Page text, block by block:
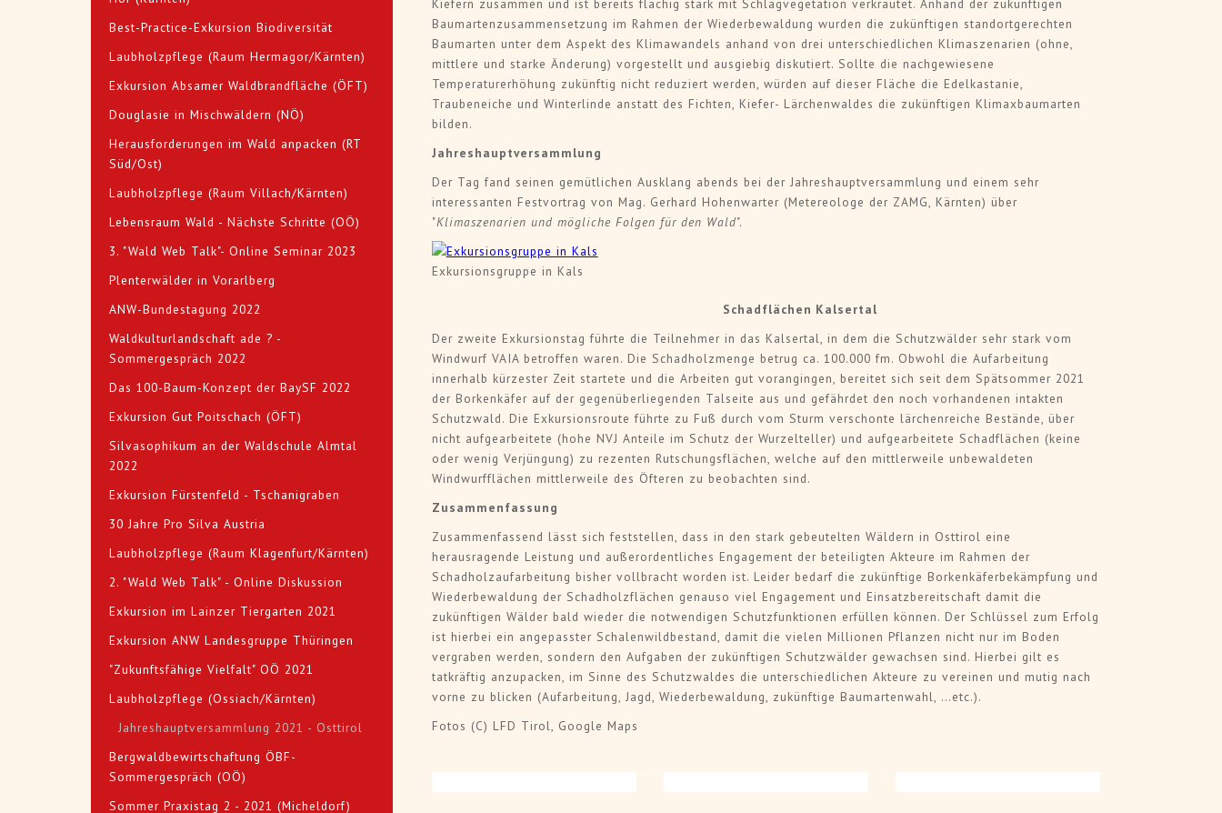
Best-Practice-Exkursion Biodiversität
Laubholzpflege (Raum Hermagor/Kärnten)
Exkursion Absamer Waldbrandfläche (ÖFT)
Douglasie in Mischwäldern (NÖ)
Herausforderungen im Wald anpacken (RT
Süd/Ost)
Laubholzpflege (Raum Villach/Kärnten)
Lebensraum Wald - Nächste Schritte (OÖ)
3. "Wald Web Talk"- Online Seminar 2023
Plenterwälder in Vorarlberg
ANW-Bundestagung 2022
Waldkulturlandschaft ade ? -
Sommergespräch 2022
Das 100-Baum-Konzept der BaySF 2022
Exkursion Gut Poitschach (ÖFT)
Silvasophikum an der Waldschule Almtal
2022
Exkursion Fürstenfeld - Tschanigraben
30 Jahre Pro Silva Austria
Laubholzpflege (Raum Klagenfurt/Kärnten)
2. "Wald Web Talk" - Online Diskussion
Exkursion im Lainzer Tiergarten 2021
Exkursion ANW Landesgruppe Thüringen
"Zukunftsfähige Vielfalt" OÖ 2021
Laubholzpflege (Ossiach/Kärnten)
Jahreshauptversammlung 2021 - Osttirol
Bergwaldbewirtschaftung ÖBF-
Sommergespräch (OÖ)
Sommer Praxistag 2 - 2021 (Micheldorf)
Kiefern zusammen und ist bereits flächig stark mit Schlagvegetation verkrautet. Anhand der zukünftigen
Baumartenzusammensetzung im Rahmen der Wiederbewaldung wurden die zukünftigen standortgerechten
Baumarten unter dem Aspekt des Klimawandels anhand von drei unterschiedlichen Klimaszenarien (ohne,
mittlere und starke Änderung) vorgestellt und ausgiebig diskutiert. Sollte die nachgewiesene
Temperaturerhöhung zukünftig nicht reduziert werden, würden auf dieser Fläche die Edelkastanie,
Traubeneiche und Winterlinde anstatt des Fichten, Kiefer- Lärchenwaldes die zukünftigen Klimaxbaumarten
bilden.
Jahreshauptversammlung
Der Tag fand seinen gemütlichen Ausklang abends bei der Jahreshauptversammlung und einem sehr
interessanten Festvortrag von Mag. Gerhard Hohenwarter (Metereologe der ZAMG, Kärnten) über
"Klimaszenarien und mögliche Folgen für den Wald".
Exkursionsgruppe in Kals
Schadflächen Kalsertal
Der zweite Exkursionstag führte die Teilnehmer in das Kalsertal, in dem die Schutzwälder sehr stark vom
Windwurf VAIA betroffen waren. Die Schadholzmenge betrug ca. 100.000 fm. Obwohl die Aufarbeitung
innerhalb kürzester Zeit startete und die Arbeiten gut vorangingen, bereitet sich seit dem Spätsommer 2021
der Borkenkäfer auf der gegenüberliegenden Talseite aus und gefährdet den noch vorhandenen intakten
Schutzwald. Die Exkursionsroute führte zu Fuß durch vom Sturm verschonte lärchenreiche Bestände, über
nicht aufgearbeitete (hohe NVJ Anteile im Schutz der Wurzelteller) und aufgearbeitete Schadflächen (keine
oder wenig Verjüngung) zu rezenten Rutschungsflächen, welche auf den mittlerweile unbewaldeten
Windwurfflächen mittlerweile des Öfteren zu beobachten sind.
Zusammenfassung
Zusammenfassend lässt sich feststellen, dass in den stark gebeutelten Wäldern in Osttirol eine
herausragende Leistung und außerordentliches Engagement der beteiligten Akteure im Rahmen der
Schadholzaufarbeitung bisher vollbracht worden ist. Leider bedarf die zukünftige Borkenkäferbekämpfung und
Wiederbewaldung der Schadholzflächen genauso viel Engagement und Einsatzbereitschaft damit die
zukünftigen Wälder bald wieder die notwendigen Schutzfunktionen erfüllen können. Der Schlüssel zum Erfolg
ist hierbei ein angepasster Schalenwildbestand, damit die vielen Millionen Pflanzen nicht nur im Boden
vergraben werden, sondern den Aufgaben der zukünftigen Schutzwälder gewachsen sind. Hierbei gilt es
tatkräftig anzupacken, im Sinne des Schutzwaldes die unterschiedlichen Akteure zu vereinen und mutig nach
vorne zu blicken (Aufarbeitung, Jagd, Wiederbewaldung, zukünftige Baumartenwahl, …etc.).
Fotos (C) LFD Tirol, Google Maps